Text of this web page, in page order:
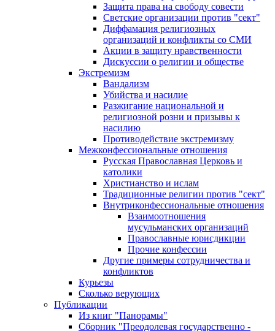
Защита права на свободу совести
Светские организации против "сект"
Диффамация религиозных
организаций и конфликты со СМИ
Акции в защиту нравственности
Дискуссии о религии и обществе
Экстремизм
Вандализм
Убийства и насилие
Разжигание национальной и
религиозной розни и призывы к
насилию
Противодействие экстремизму
Межконфессиональные отношения
Русская Православная Церковь и
католики
Христианство и ислам
Традиционные религии против "сект"
Внутриконфессиональные отношения
Взаимоотношения
мусульманских организаций
Православные юрисдикции
Прочие конфессии
Другие примеры сотрудничества и
конфликтов
Курьезы
Сколько верующих
Публикации
Из книг "Панорамы"
Сборник "Преодолевая государственно -